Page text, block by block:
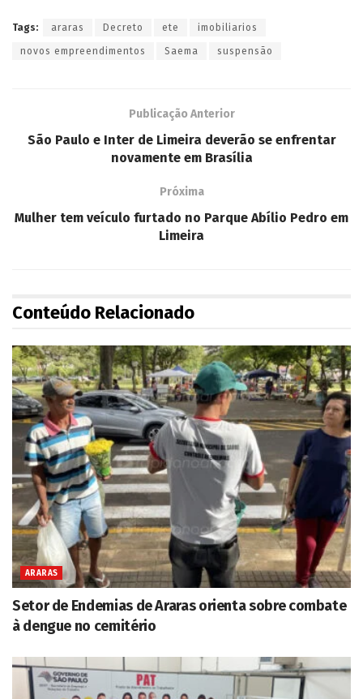
Tags: araras Decreto ete imobiliarios
novos empreendimentos Saema suspensão
Publicação Anterior
São Paulo e Inter de Limeira deverão se enfrentar
novamente em Brasília
Próxima
Mulher tem veículo furtado no Parque Abílio Pedro em
Limeira
Conteúdo Relacionado
ARARAS
Setor de Endemias de Araras orienta sobre combate
à dengue no cemitério